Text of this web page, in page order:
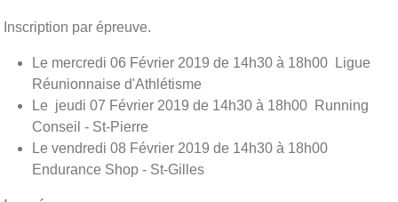
Inscription par épreuve.
Le mercredi 06 Février 2019 de 14h30 à 18h00 Ligue
Réunionnaise d'Athlétisme
Le jeudi 07 Février 2019 de 14h30 à 18h00 Running
Conseil - St-Pierre
Le vendredi 08 Février 2019 de 14h30 à 18h00
Endurance Shop - St-Gilles